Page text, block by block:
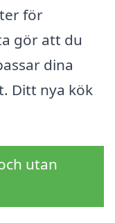
för
gör att du
dina
Ditt nya kök
utan